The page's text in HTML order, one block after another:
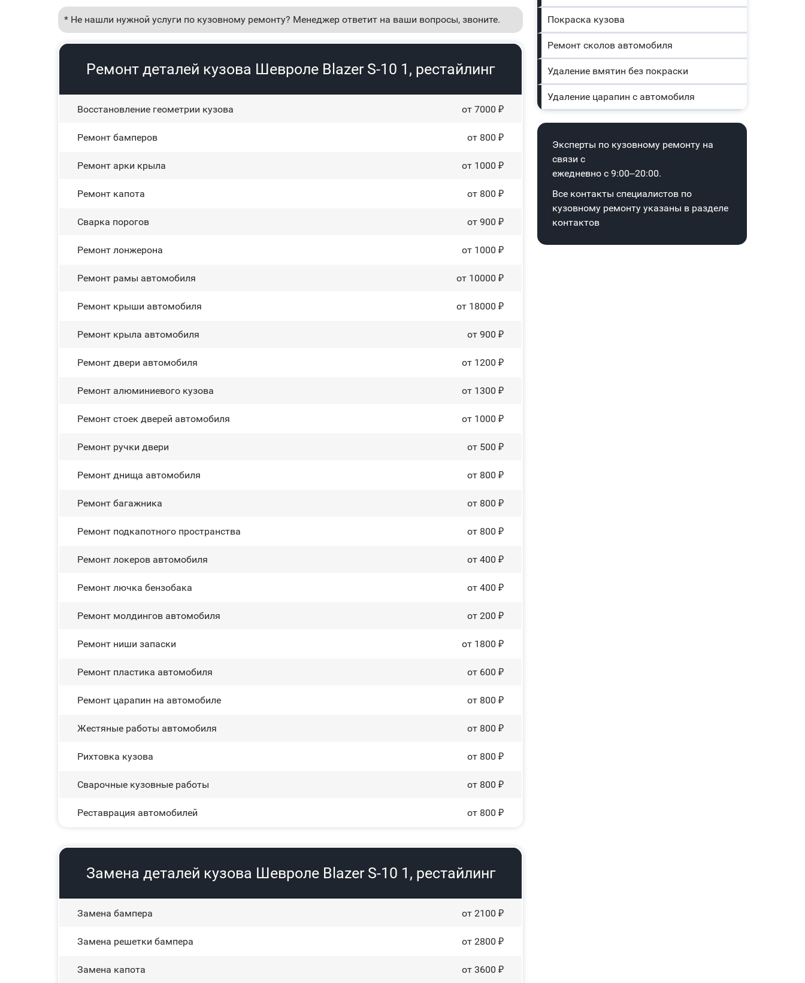
* Не нашли нужной услуги по кузовному ремонту? Менеджер ответит на ваши вопросы, звоните.
Ремонт деталей кузова Шевроле Blazer S-10 1, рестайлинг
Восстановление геометрии кузова от 7000 ₽
Ремонт бамперов от 800 ₽
Ремонт арки крыла от 1000 ₽
Ремонт капота от 800 ₽
Сварка порогов от 900 ₽
Ремонт лонжерона от 1000 ₽
Ремонт рамы автомобиля от 10000 ₽
Ремонт крыши автомобиля от 18000 ₽
Ремонт крыла автомобиля от 900 ₽
Ремонт двери автомобиля от 1200 ₽
Ремонт алюминиевого кузова от 1300 ₽
Ремонт стоек дверей автомобиля от 1000 ₽
Ремонт ручки двери от 500 ₽
Ремонт днища автомобиля от 800 ₽
Ремонт багажника от 800 ₽
Ремонт подкапотного пространства от 800 ₽
Ремонт лoĸepoв автомобиля от 400 ₽
Ремонт лючка бензобака от 400 ₽
Ремонт молдингов автомобиля от 200 ₽
Ремонт ниши запаски от 1800 ₽
Ремонт пластика автомобиля от 600 ₽
Ремонт царапин на автомобиле от 800 ₽
Жестяные работы автомобиля от 800 ₽
Рихтовка кузова от 800 ₽
Сварочные кузовные работы от 800 ₽
Реставрация автомобилей от 800 ₽
Замена деталей кузова Шевроле Blazer S-10 1, рестайлинг
Замена бампера от 2100 ₽
Замена решетки бампера от 2800 ₽
Замена капота от 3600 ₽
Покраска кузова
Ремонт сколов автомобиля
Удаление вмятин без покраски
Удаление царапин с автомобиля
Эксперты по кузовному ремонту на
связи с
ежедневно с 9:00–20:00.
Все контакты специалистов по
кузовному ремонту указаны в разделе
контактов